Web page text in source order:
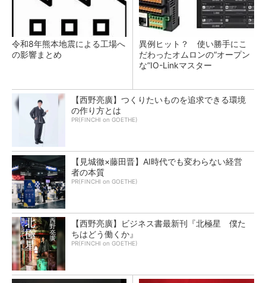
令和8年熊本地震による工場へ
の影響まとめ
異例ヒット？ 使い勝手にこ
だわったオムロンの“オープン
な”IO-Linkマスター
【西野亮廣】つくりたいものを追求できる環境
の作り方とは
PR(FINCHI on GOETHE)
【見城徹×藤田晋】AI時代でも変わらない経営
者の本質
PR(FINCHI on GOETHE)
【西野亮廣】ビジネス書最新刊『北極星 僕た
ちはどう働くか』
PR(FINCHI on GOETHE)